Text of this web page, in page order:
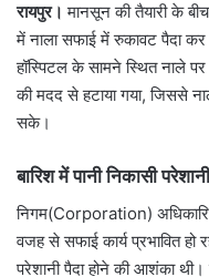
रायपुर। मानसून की तैयारी के
में नाला सफाई में रुकावट पैदा
हॉस्पिटल के सामने स्थित नाले
की मदद से हटाया गया, जिससे
सके।
बारिश में पानी निकासी
निगम(Corporation)
वजह से सफाई कार्य प्रभावित हो
परेशानी पैदा होने की आशंका